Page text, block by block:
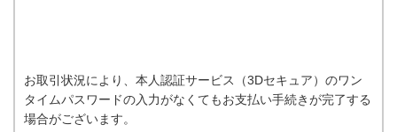
お取引状況により、本人認証サービス（3Dセキュア）のワン
タイムパスワードの入力がなくてもお支払い手続きが完了する
場合がございます。